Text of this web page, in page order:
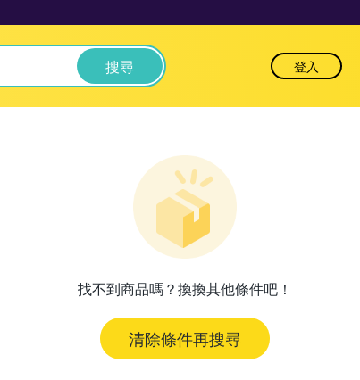
搜尋 登入
找不到商品嗎？換換其他條件吧！
清除條件再搜尋